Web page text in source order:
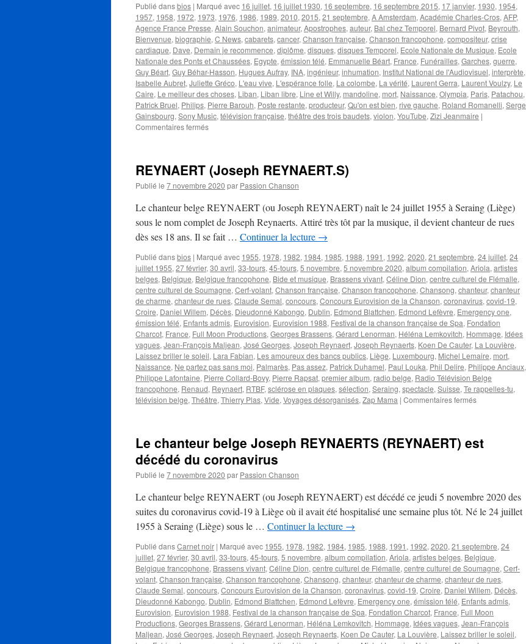
Publié dansbios | Marqué avec 16 juillet, 16 juillet 1930, 16 septembre, 16 septembre 2015, 17 janvier, 1930, 1954,
1957, 1958, 1972, 1973, 1976, 1986, 1989, 2010, 2015, 21 septembre, A Amsterdam, Académie Charles-Cros, AFP,
Agence France Presse, Alain Souchon, animateur, Apostrophes, auteur, Bal chez Temporel, Bernard Pivot, Beyrouth,
Bienvenue, biographie, C News, cabarets, cancer, Chanson française, Chanson francophone, compositeur, crise
cardiaque, Dave, Demain je recommence, diplôme, disques, disques Temporel, Ecole Nationale de Musique, Ecole
Nationale des Ponts et Chaussées, Egypte, émission télé, Emmanuelle Béart, France, Funérailles, Garches, guerre,
Guy Béart, Guy Béhar-Hasson, Hugues Aufray, INA, ingénieur, inhumation, Institut National de l'Audiovisuel, interprète,
Isabelle Aubret, Juliette Gréco, L'eau vive, L'espérance folle, La colombe, La vérité, Laurent Gerra, Laurent Voulzy, Le
Caire, Le meilleur des choses, Liban, Liban libre, Line et Willy, mandoline, mort, Naissance, Olympia, Paris, Patachou,
Patrick Bruel, Philips, Pierre Barouh, Poste restante, producteur, Qu'on est bien, rive gauche, Roland Romanelli, Serge
Gainsbourg, Sony Music, télévision française, théâtre des trois baudets, violon, YouTube, Zizi Jeanmaire |
Commentaires ferméssur
REYNAERT (Joseph REYNAERT.S)
Publié le 7 novembre 2020 par Passion Chanson
Le chanteur belge REYNAERT (ou Joseph REYNAERT) naît le 24 juillet 1955 à Seraing (Liège)
sous le nom complet de Joseph Reynaerts. Attiré très tôt par la musique, il devient chanteur de rues
dès ses 18 ans. Il se fait … Continuer la lecture →
Publié dansbios | Marqué avec 1955, 1978, 1982, 1984, 1985, 1988, 1991 , 1992, 2020, 21 septembre, 24 juillet, 24
juillet 1955, 27 février, 30 avril, 33-tours, 45-tours, 5 novembre, 5 novembre 2020, album compilation, Ariola, artistes
belges, Belgique, Belgique francophone, Bide et musique, Brassens vivant, Céline Dion, centre culturel de Flémalle,
centre culturel de Soumagne, Cerf-volant, Chanson française, Chanson francophone, Chansong, chanteur, chanteur
de charme, chanteur de rues, Claude Semal, concours, Concours Eurovision de la Chanson, coronavirus, covid-19,
Croire, Daniel Willem, Décès, Dieudonné Kabongo, Dublin, Edmond Blattchen, Edmond Lefèvre, Emergency one,
émission télé, Enfants admis, Eurovision, Eurovision 1988, Festival de la chanson française de Spa, Fondation
Charcot, France, Full Moon Productions, Georges Brassens, Gérard Lenorman, Héléna Lemkovitch, Hommage, Idées
vagues, Jean-François Maljean, José Georges, Joseph Reynaert, Joseph Reynaerts, Koen De Cauter, La Louvière,
Laissez briller le soleil, Lara Fabian, Les amoureux des bancs publics, Liège, Luxembourg, Michel Lemaire, mort,
Naissance, Ne partez pas sans moi, Palmarès, Pas assez, Patrick Duhamel, Paul Louka, Phil Delire, Philippe Anciaux,
Philippe Lafontaine, Pierre Collard-Bovy, Pierre Rapsat, premier album, radio belge, Radio Télévision Belge
francophone, Renaud, Reynaert, RTBF, sclérose en plaques, sélection, Seraing, spectacle, Suisse, Te rappelles-tu,
télévision belge, Théâtre, Thierry Plas, Vide, Voyages désorganisés, Zap Mama | Commentaires ferméssur
Le chanteur belge Joseph REYNAERTS (REYNAERT) est
décédé du coronavirus
Publié le 7 novembre 2020 par Passion Chanson
Le chanteur belge REYNAERT (ou Joseph REYNAERT) est décédé ce jeudi 5 novembre 2020 des
suites du coronavirus covid-19 à Liège où il avait été hospitalisé une semaine plus tôt. Né le 24 juillet
1955 à Seraing (Liège) sous le … Continuer la lecture →
Publié dansCarnet noir | Marqué avec 1955, 1978, 1982, 1984, 1985, 1988, 1991 , 1992, 2020, 21 septembre, 24
juillet, 27 février, 30 avril, 33-tours, 45-tours, 5 novembre, album compilation, Ariola, artistes belges, Belgique,
Belgique francophone, Brassens vivant, Céline Dion, centre culturel de Flémalle, centre culturel de Soumagne, Cerf-
volant, Chanson française, Chanson francophone, Chansong, chanteur, chanteur de charme, chanteur de rues,
Claude Semal, concours, Concours Eurovision de la Chanson, coronavirus, covid-19, Croire, Daniel Willem, Décès,
Dieudonné Kabongo, Dublin, Edmond Blattchen, Edmond Lefèvre, Emergency one, émission télé, Enfants admis,
Eurovision, Eurovision 1988, Festival de la chanson française de Spa, Fondation Charcot, France, Full Moon
Productions, Georges Brassens, Gérard Lenorman, Héléna Lemkovitch, Hommage, Idées vagues, Jean-François
Maljean, José Georges, Joseph Reynaert, Joseph Reynaerts, Koen De Cauter, La Louvière, Laissez briller le soleil,